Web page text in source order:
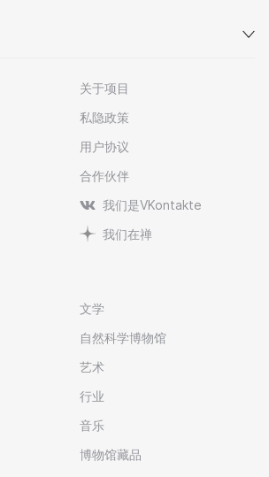
关于项目
私隐政策
用户协议
合作伙伴
我们是VKontakte
我们在禅
文学
自然科学博物馆
艺术
行业
音乐
博物馆藏品